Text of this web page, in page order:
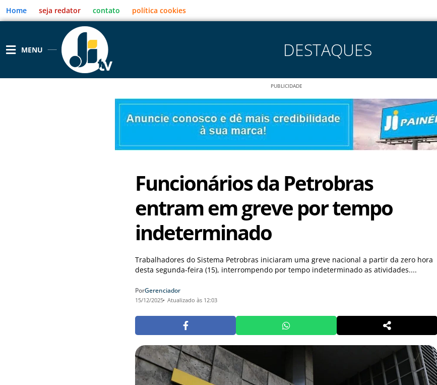
para
o
Home seja redator contato política cookies
MENU DESTAQUES
PUBLICIDADE
Funcionários da Petrobras
entram em greve por tempo
indeterminado
Trabalhadores do Sistema Petrobras iniciaram uma greve nacional a partir da zero hora
desta segunda-feira (15), interrompendo por tempo indeterminado as atividades....
PorGerenciador
15/12/2025 Atualizado às 12:03